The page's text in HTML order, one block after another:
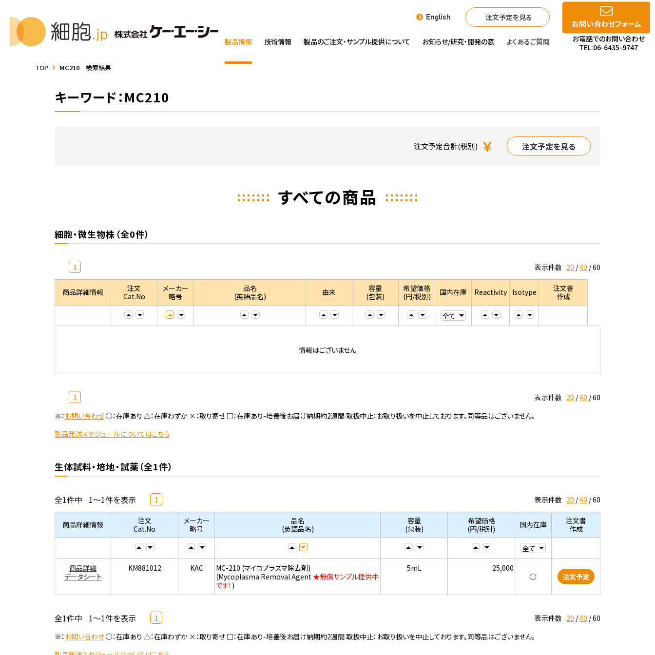
English 注文予定を見る
製品情報 技術情報 製品のご注文・サンプル提供について お知らせ/研究・開発の窓 よくあるご質問
お問い合わせフォーム
お電話でのお問い合わせ
TEL:06-6435-9747
TOP MC210 検索結果
キーワード：MC210
注文予定合計(税別) ￥ 注文予定を見る
すべての商品
細胞・微生物株（全0件）
1 表示件数 20 40 60
商品詳細情報
注文
Cat.No
メーカー
略号
品名
(英語品名)
由来
容量
(包装)
希望価格
(円/税別)
国内在庫 Reactivity Isotype
注文書
作成
情報はございません
1 表示件数 20 40 60
※： お問い合わせ○：在庫あり △：在庫わずか ×：取り寄せ □：在庫あり-培養後お届け納期約2週間 取扱中止：お取り扱いを中止しております。同等品はございません。
製品発送スケジュールについてはこちら
生体試料・培地・試薬（全1件）
全1件中 1～1件を表示 1 表示件数 20 40 60
商品詳細情報
注文
Cat.No
メーカー
略号
品名
(英語品名)
容量
(包装)
希望価格
(円/税別)
国内在庫
注文書
作成
商品詳細
データシート
KM881012 KAC
MC-210 (マイコプラズマ除去剤)
(Mycoplasma Removal Agent★無償サンプル提供中
です！ )
5mL
25,000
○
注文予定
全1件中 1～1件を表示 1 表示件数 20 40 60
※： お問い合わせ○：在庫あり △：在庫わずか ×：取り寄せ □：在庫あり-培養後お届け納期約2週間 取扱中止：お取り扱いを中止しております。同等品はございません。